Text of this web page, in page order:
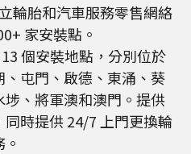
輪胎和汽車服務零售網絡
家安裝點。
個安裝地點，分別位於
屯門、啟德、東涌、葵
、將軍澳和澳門。提供
時提供 24/7 上門更換輪